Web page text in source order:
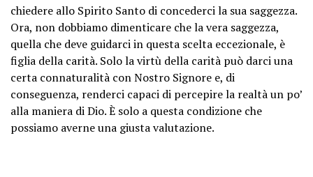
chiedere allo Spirito Santo di concederci la sua saggezza.
Ora, non dobbiamo dimenticare che la vera saggezza,
quella che deve guidarci in questa scelta eccezionale, è
figlia della carità. Solo la virtù della carità può darci una
certa connaturalità con Nostro Signore e, di
conseguenza, renderci capaci di percepire la realtà un po’
alla maniera di Dio. È solo a questa condizione che
possiamo averne una giusta valutazione.